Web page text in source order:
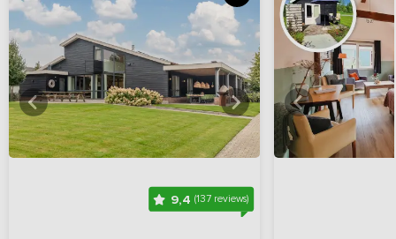
9,4 (137 reviews)
Bekijkhieralle foto's Bekijk